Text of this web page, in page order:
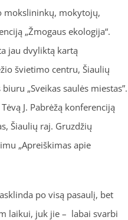
mokslininkų, mokytojų,
„Žmogaus ekologija“.
jau dvyliktą kartą
švietimo centru, Šiaulių
„Sveikas saulės miestas”.
J. Pabrėžą konferenciją
Šiaulių raj. Gruzdžių
„Apreiškimas apie
po visą pasaulį, bet
laikui, juk jie – labai svarbi